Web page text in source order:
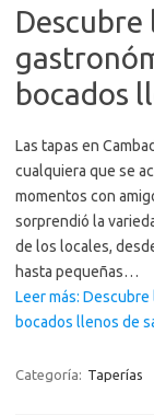
bocados
Las tapas en
cualquiera que se
momentos con
sorprendió la
de los locales,
hasta pequeñas…
Leer más:
bocados llenos de
Categoría: Taperías